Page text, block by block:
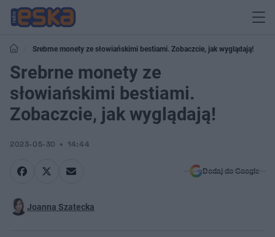
Srebrne monety ze słowiańskimi bestiami. Zobaczcie, jak wyglądają!
Srebrne monety ze
słowiańskimi bestiami.
Zobaczcie, jak wyglądają!
2023-05-30 14:44
Dodaj do Google
Joanna Szatecka